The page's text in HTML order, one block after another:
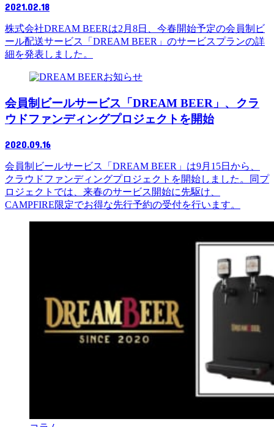
2021.02.18
株式会社DREAM BEERは2月8日、今春開始予定の会員制ビ
ール配送サービス「DREAM BEER」のサービスプランの詳
細を発表しました。
お知らせ
会員制ビールサービス「DREAM BEER」、クラ
ウドファンディングプロジェクトを開始
2020.09.16
会員制ビールサービス「DREAM BEER」は9月15日から、
クラウドファンディングプロジェクトを開始しました。同プ
ロジェクトでは、来春のサービス開始に先駆け、
CAMPFIRE限定でお得な先行予約の受付を行います。